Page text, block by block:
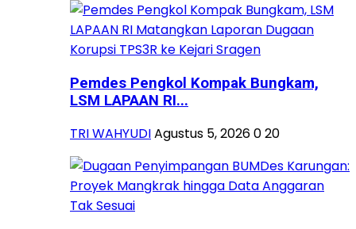
Pemdes Pengkol Kompak Bungkam,
LSM LAPAAN RI...
TRI WAHYUDIAgustus 5, 2026020